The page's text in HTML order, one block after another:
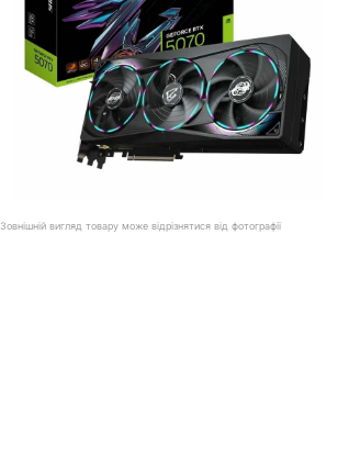
Зовнішній вигляд товару може відрізнятися від фотографії